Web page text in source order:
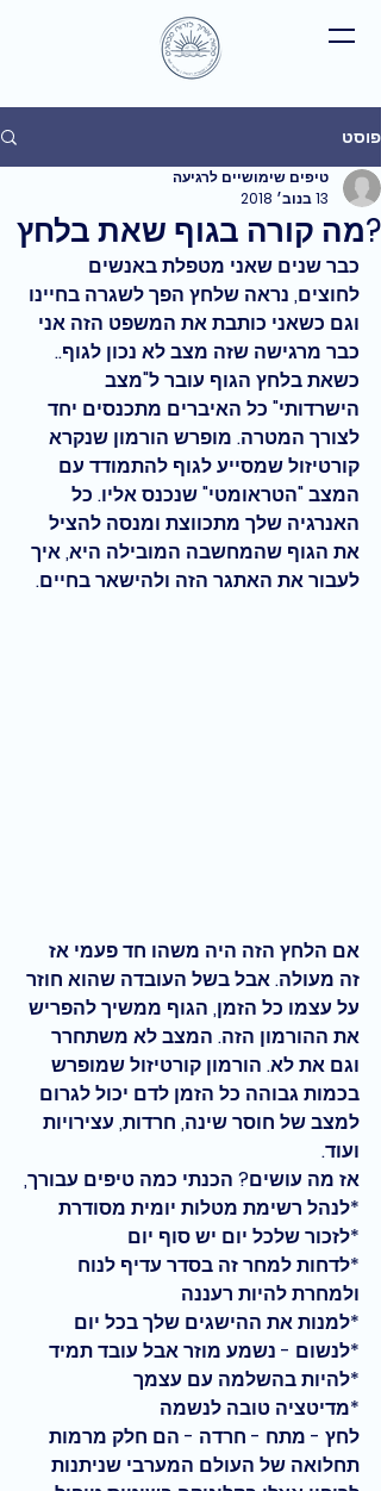
פוסט
?מה קורה בגוף שאת בלחץ
טיפים שימושיים לרגיעה
13 בנוב׳ 2018
כבר שנים שאני מטפלת באנשים
לחוצים, נראה שלחץ הפך לשגרה בחיינו
וגם כשאני כותבת את המשפט הזה אני
כבר מרגישה שזה מצב לא נכון לגוף..
כשאת בלחץ הגוף עובר ל"מצב
הישרדותי" כל האיברים מתכנסים יחד
לצורך המטרה. מופרש הורמון שנקרא
קורטיזול שמסייע לגוף להתמודד עם
המצב "הטראומטי" שנכנס אליו. כל
האנרגיה שלך מתכווצת ומנסה להציל
את הגוף שהמחשבה המובילה היא, איך
לעבור את האתגר הזה ולהישאר בחיים.
אם הלחץ הזה היה משהו חד פעמי אז
זה מעולה. אבל בשל העובדה שהוא חוזר
על עצמו כל הזמן, הגוף ממשיך להפריש
את ההורמון הזה. המצב לא משתחרר
וגם את לא. הורמון קורטיזול שמופרש
בכמות גבוהה כל הזמן לדם יכול לגרום
למצב של חוסר שינה, חרדות, עצירויות
ועוד.
אז מה עושים? הכנתי כמה טיפים עבורך,
*לנהל רשימת מטלות יומית מסודרת
*לזכור שלכל יום יש סוף יום
*לדחות למחר זה בסדר עדיף לנוח
ולמחרת להיות רעננה
*למנות את ההישגים שלך בכל יום
*לנשום - נשמע מוזר אבל עובד תמיד
*להיות בהשלמה עם עצמך
*מדיטציה טובה לנשמה
לחץ - מתח - חרדה - הם חלק מרמות
תחלואה של העולם המערבי שניתנות